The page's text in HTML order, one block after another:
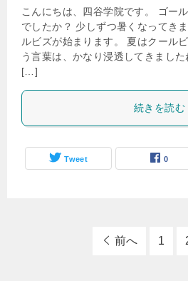
こんにちは、四谷学院です。 ゴー
でしたか？ 少しずつ暑くなってき
ルビズが始まります。 夏はクール
う言葉は、かなり浸透してきまし
[…]
続きを読む
Tweet 0
前へ 1